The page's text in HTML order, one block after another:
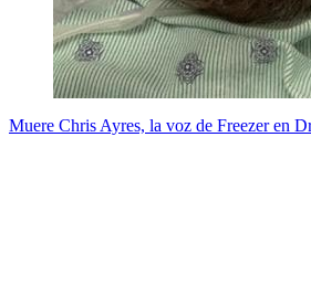
Muere Chris Ayres, la voz de Freezer en